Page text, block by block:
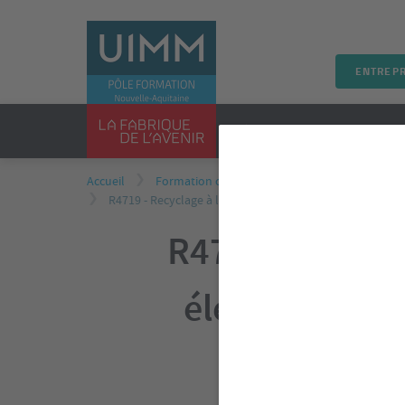
Accueil Formation continue
R4719 - Recyclage à l'habilitation électrique personnel
R4719 -
électricien -